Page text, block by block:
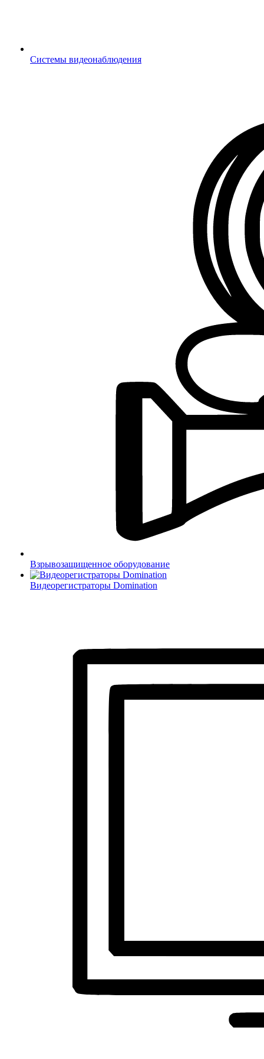
Системы видеонаблюдения
Взрывозащищенное оборудование
Видеорегистраторы Domination